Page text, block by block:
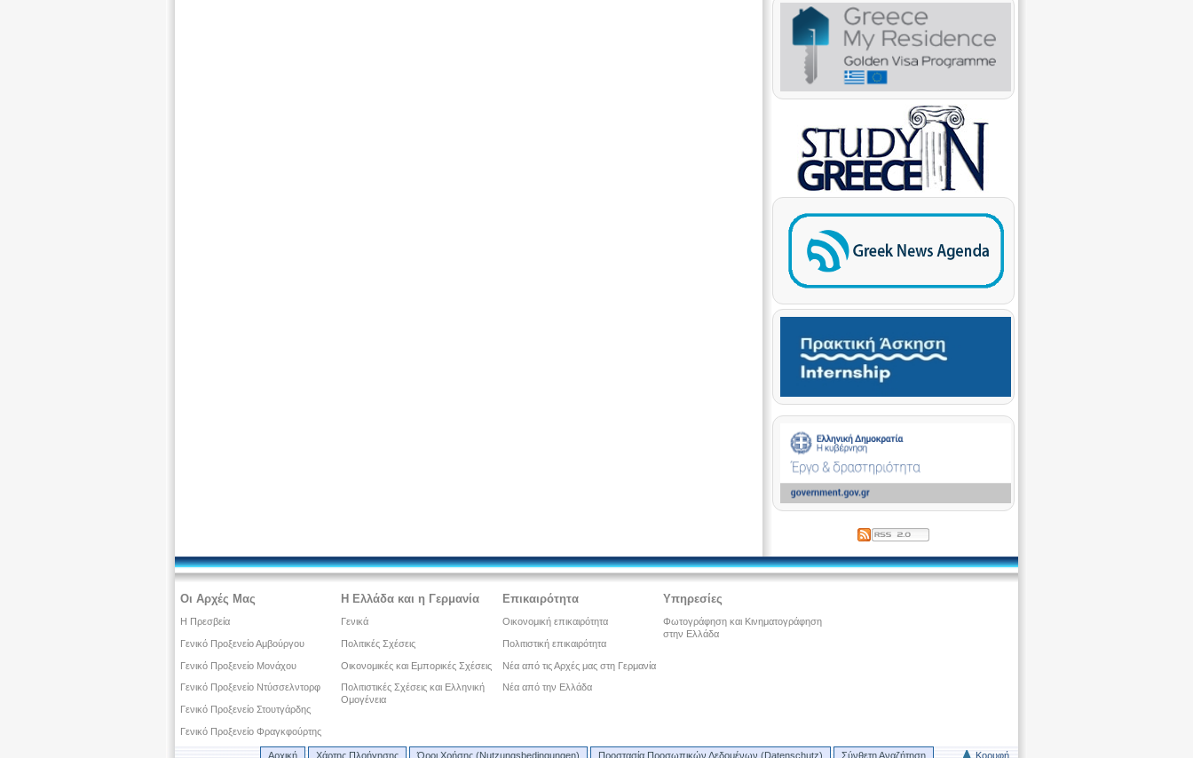
Οι Αρχές Μας
Η Πρεσβεία
Γενικό Προξενείο Αμβούργου
Γενικό Προξενείο Μονάχου
Γενικό Προξενείο Ντύσσελντορφ
Γενικό Προξενείο Στουτγάρδης
Γενικό Προξενείο Φραγκφούρτης
Η Ελλάδα και η Γερμανία
Γενικά
Πολιτικές Σχέσεις
Οικονομικές και Εμπορικές Σχέσεις
Πολιτιστικές Σχέσεις και Ελληνική
Ομογένεια
Επικαιρότητα
Οικονομική επικαιρότητα
Πολιτιστική επικαιρότητα
Νέα από τις Αρχές μας στη Γερμανία
Νέα από την Ελλάδα
Υπηρεσίες
Φωτογράφηση και Κινηματογράφηση
στην Ελλάδα
Αρχική Χάρτης Πλοήγησης Όροι Χρήσης (Nutzungsbedingungen) Προστασία Προσωπικών Δεδομένων (Datenschutz) Σύνθετη Αναζήτηση Κορυφή